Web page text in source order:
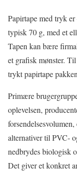
Papirtape med tryk
typisk 70 g, med et
Tapen kan bære
et grafisk mønster.
trykt papirtape
Primære
oplevelsen,
alternativer til PVC-
nedbrydes biologisk
Det giver et konkret